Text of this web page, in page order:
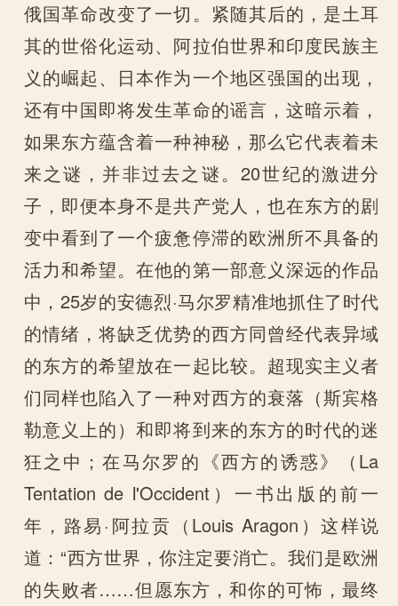
俄国革命改变了一切。紧随其后的，是土耳
其的世俗化运动、阿拉伯世界和印度民族主
义的崛起、日本作为一个地区强国的出现，
还有中国即将发生革命的谣言，这暗示着，
如果东方蕴含着一种神秘，那么它代表着未
来之谜，并非过去之谜。20世纪的激进分
子，即便本身不是共产党人，也在东方的剧
变中看到了一个疲惫停滞的欧洲所不具备的
活力和希望。在他的第一部意义深远的作品
中，25岁的安德烈·马尔罗精准地抓住了时代
的情绪，将缺乏优势的西方同曾经代表异域
的东方的希望放在一起比较。超现实主义者
们同样也陷入了一种对西方的衰落（斯宾格
勒意义上的）和即将到来的东方的时代的迷
狂之中；在马尔罗的《西方的诱惑》（La
Tentation de Ɩ'Occident）一书出版的前一
年，路易·阿拉贡（Louis Aragon）这样说
道：“西方世界，你注定要消亡。我们是欧洲
的失败者……但愿东方，和你的可怖，最终